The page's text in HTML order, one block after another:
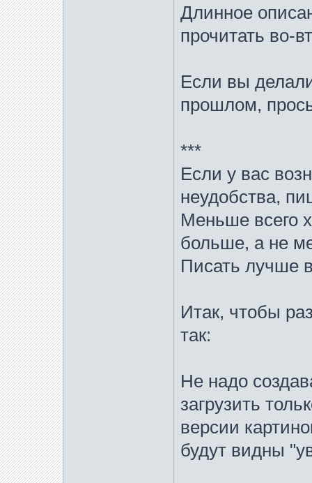
Длинное
прочитать во-
Если вы
прошлом,
***
Если у вас
неудобства,
Меньше всего
больше, а не
Писать лучше
Итак, чтобы
так:
Не надо
загрузить
версии
будут видны